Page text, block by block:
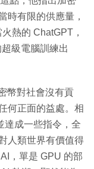
時有限的供應量，
熱的 ChatGPT，
級電腦訓練出
幣對社會沒有貢
何正面的益處。相
達成一些指令，全
人類世界有價值得
，單是 GPU 的部